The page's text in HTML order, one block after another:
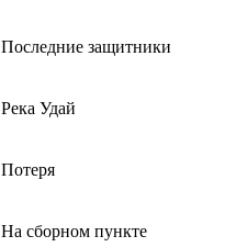
Последние защитники
Река Удай
Потеря
На сборном пункте